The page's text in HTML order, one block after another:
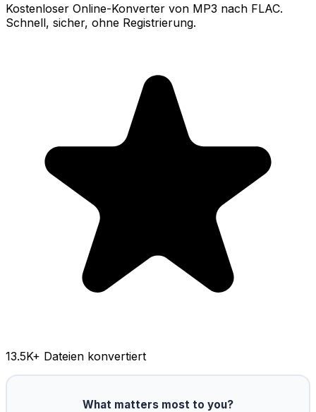
Kostenloser Online-Konverter von MP3 nach FLAC.
Schnell, sicher, ohne Registrierung.
13.5K+ Dateien konvertiert
What matters most to you?